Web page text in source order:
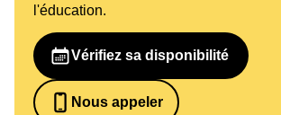
l'éducation.
Vérifiez sa disponibilité
Nous appeler